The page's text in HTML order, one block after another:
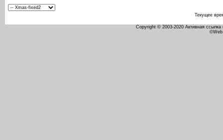
Текущее
Copyright © 2003-2020 Активная ссылка